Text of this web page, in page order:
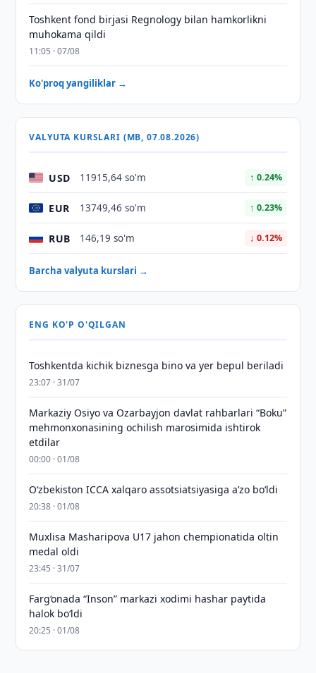
Toshkent fond birjasi Regnology bilan hamkorlikni
muhokama qildi
11:05 · 07/08
Ko'proq yangiliklar →
VALYUTA KURSLARI (MB, 07.08.2026)
USD 11915,64 so'm ↑ 0.24%
EUR 13749,46 so'm ↑ 0.23%
RUB 146,19 so'm ↓ 0.12%
Barcha valyuta kurslari →
ENG KO'P O'QILGAN
Toshkentda kichik biznesga bino va yer bepul beriladi
23:07 · 31/07
Markaziy Osiyo va Ozarbayjon davlat rahbarlari “Boku”
mehmonxonasining ochilish marosimida ishtirok
etdilar
00:00 · 01/08
O‘zbekiston ICCA xalqaro assotsiatsiyasiga aʼzo bo‘ldi
20:38 · 01/08
Muxlisa Masharipova U17 jahon chempionatida oltin
medal oldi
23:45 · 31/07
Farg‘onada “Inson” markazi xodimi hashar paytida
halok bo‘ldi
20:25 · 01/08